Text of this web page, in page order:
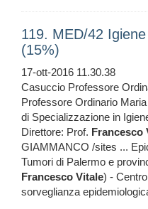
119. MED/42
(15%)
17-ott-2016 11.30.38
Casuccio Professore
Professore Ordinario
di Specializzazione in
Direttore: Prof. Francesco
GIAMMANCO /sites ...
Tumori di Palermo e
Francesco Vitale) -
sorveglianza